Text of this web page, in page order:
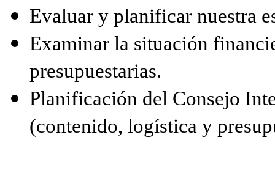
Evaluar y planificar nuestra
Examinar la situación
presupuestarias.
Planificación del Consejo
(contenido, logística y